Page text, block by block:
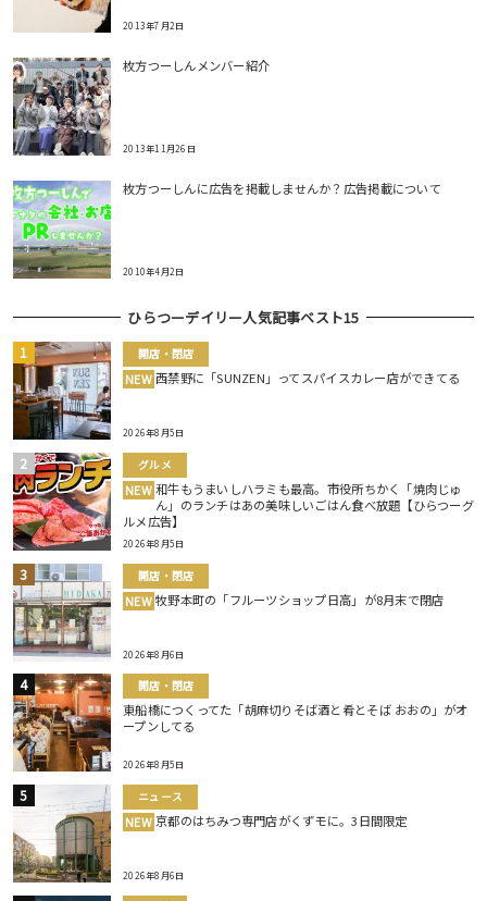
2013年7月2日
枚方つーしんメンバー紹介
2013年11月26日
枚方つーしんに広告を掲載しませんか？広告掲載について
2010年4月2日
ひらつーデイリー人気記事ベスト15
開店・閉店
NEW 西禁野に「SUNZEN」ってスパイスカレー店ができてる
2026年8月5日
グルメ
NEW 和牛もうまいしハラミも最高。市役所ちかく「焼肉じゅ
ん」のランチはあの美味しいごはん食べ放題【ひらつーグ
ルメ広告】
2026年8月5日
開店・閉店
NEW 牧野本町の「フルーツショップ日高」が8月末で閉店
2026年8月6日
開店・閉店
東船橋につくってた「胡麻切りそば酒と肴とそば おおの」がオ
ープンしてる
2026年8月5日
ニュース
NEW 京都のはちみつ専門店がくずモに。3日間限定
2026年8月6日